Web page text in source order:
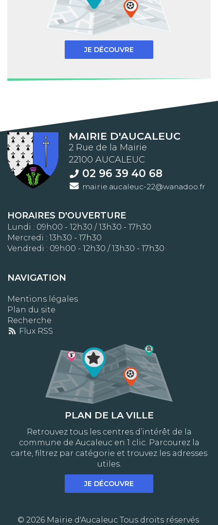
JE DÉCOUVRE
MAIRIE D'AUCALEUC
2 Rue de la Mairie
22100 AUCALEUC
02 96 39 40 68
mairie.aucaleuc-22@wanadoo.fr
HORAIRES D'OUVERTURE
Lundi : 09h00 - 12h30 / 13h30 - 17h30
Mercredi : 13h30 - 17h30
Vendredi : 09h00 - 12h30 / 13h30 - 17h30
NAVIGATION
Mentions légales
Plan du site
Recherche
Flux RSS
PLAN DE LA VILLE
Retrouvez tous les centres d’intérêt de la
commune de Aucaleuc en 1 clic. Parcourez la
carte, filtrez par catégorie et trouvez les adresses
utiles.
JE DÉCOUVRE
© 2026 Mairie d'Aucaleuc Tous droits réservés